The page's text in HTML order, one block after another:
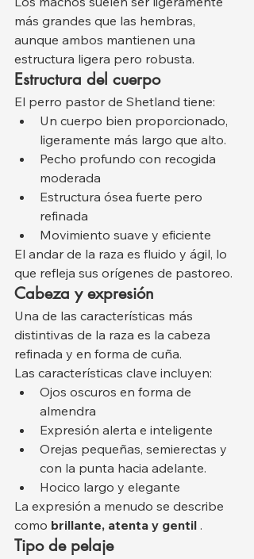
más grandes que las hembras,
aunque ambos mantienen una
estructura ligera pero robusta.
Estructura del cuerpo
El perro pastor de Shetland tiene:
Un cuerpo bien proporcionado,
ligeramente más largo que alto.
Pecho profundo con recogida
moderada
Estructura ósea fuerte pero
refinada
Movimiento suave y eficiente
El andar de la raza es fluido y ágil, lo
que refleja sus orígenes de pastoreo.
Cabeza y expresión
Una de las características más
distintivas de la raza es la cabeza
refinada y en forma de cuña.
Las características clave incluyen:
Ojos oscuros en forma de
almendra
Expresión alerta e inteligente
Orejas pequeñas, semierectas y
con la punta hacia adelante.
Hocico largo y elegante
La expresión a menudo se describe
como brillante, atenta y gentil .
Tipo de pelaje